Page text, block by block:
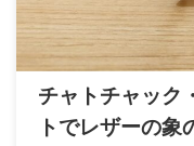
チャトチャック
トでレザーの象